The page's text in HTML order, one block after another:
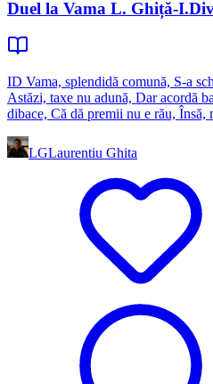
Duel la Vama L. Ghiță-
ID Vama, splendidă comună, S-a
Astăzi, taxe nu adună, Dar acordă
dibace, Că dă premii nu e rău, Însă,
LGLaurentiu Ghita